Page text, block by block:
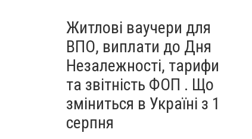
Житлові ваучери для
ВПО, виплати до Дня
Незалежності, тарифи
та звітність ФОП . Що
зміниться в Україні з 1
серпня